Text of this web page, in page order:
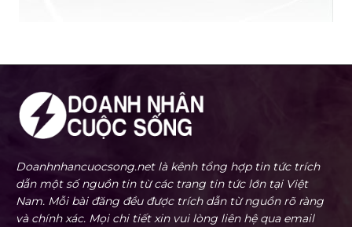
Doanhnhancuocsong.net là kênh tổng hợp tin tức trích
dẫn một số nguồn tin từ các trang tin tức lớn tại Việt
Nam. Mỗi bài đăng đều được trích dẫn từ nguồn rõ ràng
và chính xác. Mọi chi tiết xin vui lòng liên hệ qua email